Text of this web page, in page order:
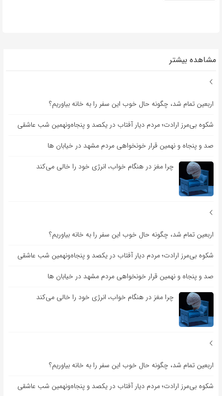
مشاهده بیشتر
اربعین تمام شد، چگونه حال خوب این سفر را به خانه بیاوریم؟
شکوه بی‌مرز ارادت؛ مردم دیار آفتاب در یکصد و پنجاه‌ونهمین شب عاشقی
صد و پنجاه و نهمین قرار خونخواهی مردم مشهد در خیابان ها
چرا مغز در هنگام خواب، انرژی خود را خالی می‌کند
اربعین تمام شد، چگونه حال خوب این سفر را به خانه بیاوریم؟
شکوه بی‌مرز ارادت؛ مردم دیار آفتاب در یکصد و پنجاه‌ونهمین شب عاشقی
صد و پنجاه و نهمین قرار خونخواهی مردم مشهد در خیابان ها
چرا مغز در هنگام خواب، انرژی خود را خالی می‌کند
اربعین تمام شد، چگونه حال خوب این سفر را به خانه بیاوریم؟
شکوه بی‌مرز ارادت؛ مردم دیار آفتاب در یکصد و پنجاه‌ونهمین شب عاشقی